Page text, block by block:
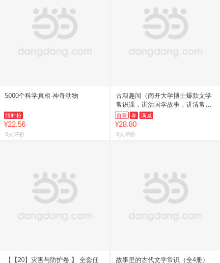
5000个科学真相·神奇动物
限时抢
¥22.56
0人评价
古籍趣闻（南开大学博士爆款文学
常识课，讲活国学故事，讲清常识
渊源，讲透高频考点！）
自营 券 满减
¥28.80
0人评价
【【20】灾害与防护卷 】 全套任
故事里的古代文学常识（全4册）